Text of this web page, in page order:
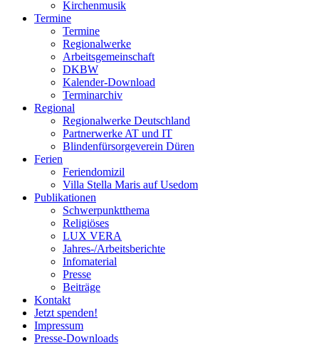
Kirchenmusik
Termine
Termine
Regionalwerke
Arbeitsgemeinschaft
DKBW
Kalender-Download
Terminarchiv
Regional
Regionalwerke Deutschland
Partnerwerke AT und IT
Blindenfürsorgeverein Düren
Ferien
Feriendomizil
Villa Stella Maris auf Usedom
Publikationen
Schwerpunktthema
Religiöses
LUX VERA
Jahres-/​Arbeitsberichte
Infomaterial
Presse
Beiträge
Kontakt
Jetzt spenden!
Impressum
Presse-Downloads